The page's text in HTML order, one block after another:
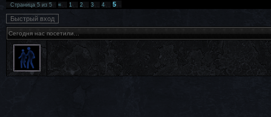
Страница5из5 « 1 2 3 4 5
Сегодня нас посетили...